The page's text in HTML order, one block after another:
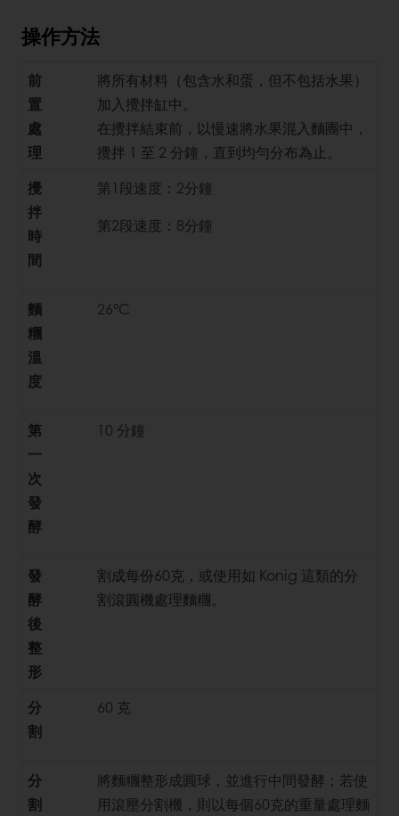
操作方法
前
置
處
理
將所有材料（包含水和蛋，但不包括水果）
加入攪拌缸中。
在攪拌結束前，以慢速將水果混入麵團中，
攪拌 1 至 2 分鐘，直到均勻分布為止。
攪
拌
時
間
第1段速度：2分鐘
第2段速度：8分鐘
麵
糰
溫
度
26°C
第
一
次
發
酵
10 分鐘
發
酵
後
整
形
割成每份60克，或使用如 Konig 這類的分
割滾圓機處理麵糰。
分
割
60 克
分
割
將麵糰整形成圓球，並進行中間發酵；若使
用滾壓分割機，則以每個60克的重量處理麵